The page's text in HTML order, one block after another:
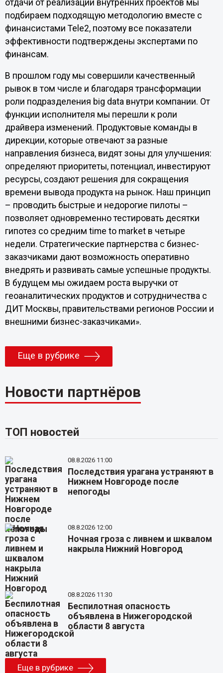
отдачи от реализации внутренних проектов мы
подбираем подходящую методологию вместе с
финансистами Tele2, поэтому все показатели
эффективности подтверждены экспертами по
финансам.
В прошлом году мы совершили качественный
рывок в том числе и благодаря трансформации
роли подразделения big data внутри компании. От
функции исполнителя мы перешли к роли
драйвера изменений. Продуктовые команды в
дирекции, которые отвечают за разные
направления бизнеса, видят зоны для улучшения:
определяют приоритеты, потенциал, инвестируют
ресурсы, создают решения для сокращения
времени вывода продукта на рынок. Наш принцип
– проводить быстрые и недорогие пилоты –
позволяет одновременно тестировать десятки
гипотез со средним time to market в четыре
недели. Стратегические партнерства с бизнес-
заказчиками дают возможность оперативно
внедрять и развивать самые успешные продукты.
В будущем мы ожидаем роста выручки от
геоаналитических продуктов и сотрудничества с
ДИТ Москвы, правительствами регионов России и
внешними бизнес-заказчиками».
Еще в рубрике
Новости партнёров
ТОП новостей
08.8.2026 11:00
Последствия урагана устраняют в
Нижнем Новгороде после
непогоды
08.8.2026 12:00
Ночная гроза с ливнем и шквалом
накрыла Нижний Новгород
08.8.2026 11:30
Беспилотная опасность
объявлена в Нижегородской
области 8 августа
Еще в рубрике